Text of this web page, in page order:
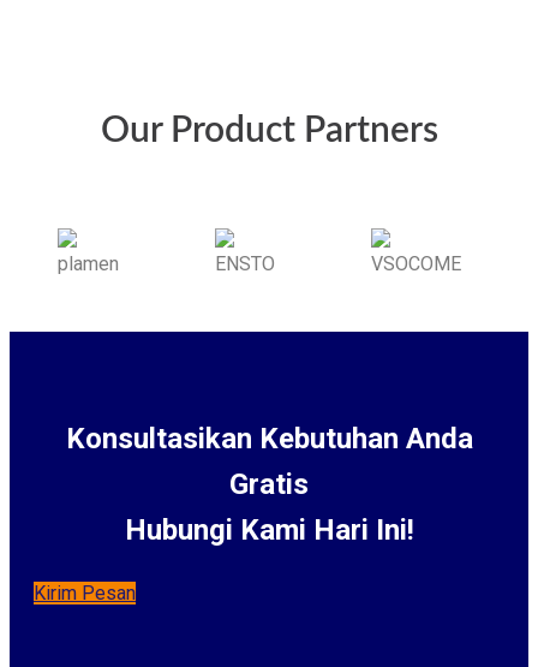
Our Product Partners
Konsultasikan Kebutuhan Anda
Gratis
Hubungi Kami Hari Ini!
Kirim Pesan